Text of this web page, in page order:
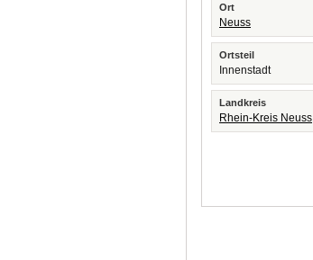
Ort
Neuss
Ortsteil
Innenstadt
Landkreis
Rhein-Kreis Neuss